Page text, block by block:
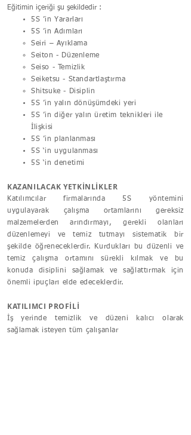
Eğitimin içeriği şu şekildedir :
5S ’in Yararları
5S ’in Adımları
Seiri – Ayıklama
Seiton - Düzenleme
Seiso - Temizlik
Seiketsu - Standartlaştırma
Shitsuke - Disiplin
5S ’in yalın dönüşümdeki yeri
5S ’in diğer yalın üretim teknikleri ile
İlişkisi
5S ’in planlanması
5S ‘in uygulanması
5S ‘in denetimi
KAZANILACAK YETKİNLİKLER
Katılımcılar firmalarında 5S yöntemini
uygulayarak çalışma ortamlarını gereksiz
malzemelerden arındırmayı, gerekli olanları
düzenlemeyi ve temiz tutmayı sistematik bir
şekilde öğreneceklerdir. Kurdukları bu düzenli ve
temiz çalışma ortamını sürekli kılmak ve bu
konuda disiplini sağlamak ve sağlattırmak için
önemli ipuçları elde edeceklerdir.
KATILIMCI PROFİLİ
İş yerinde temizlik ve düzeni kalıcı olarak
sağlamak isteyen tüm çalışanlar